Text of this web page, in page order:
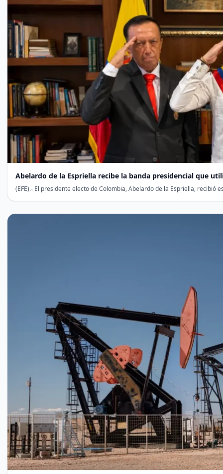
Abelardo de la Espriella recibe la banda presidencial que
(EFE).- El presidente electo de Colombia, Abelardo de la Espriella,